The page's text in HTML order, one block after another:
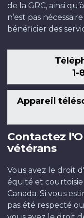
de la GRC, ainsi
n’est pas
bénéficier des
1-
Appareil
Contactez
vétérans
Vous avez le droit
équité et
Canada. Si vous
pas été respecté